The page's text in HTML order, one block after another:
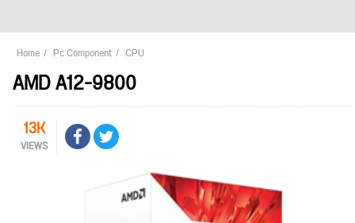
Home Pc Component CPU
AMD A12-9800
13K
VIEWS